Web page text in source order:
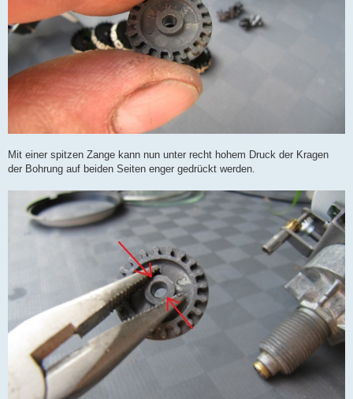
Mit einer spitzen Zange kann nun unter recht hohem Druck der Kragen
der Bohrung auf beiden Seiten enger gedrückt werden.